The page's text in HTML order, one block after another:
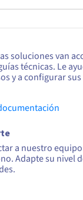
soluciones van
técnicas. Le
y a configurar
a nuestro
Adapte su nivel